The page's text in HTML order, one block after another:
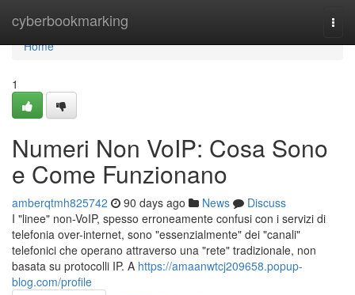
cyberbookmarking
Home
Home
1
Numeri Non VoIP: Cosa Sono
e Come Funzionano
amberqtmh825742 90 days ago News
Discuss
I "linee" non-VoIP, spesso erroneamente confusi con i servizi di
telefonia over-internet, sono "essenzialmente" dei "canali"
telefonici che operano attraverso una "rete" tradizionale, non
basata su protocolli IP. A https://amaanwtcj209658.popup-
blog.com/profile